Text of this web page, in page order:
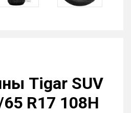
Tigar SUV
R17 108H